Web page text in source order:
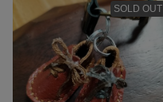
SOLD OUT